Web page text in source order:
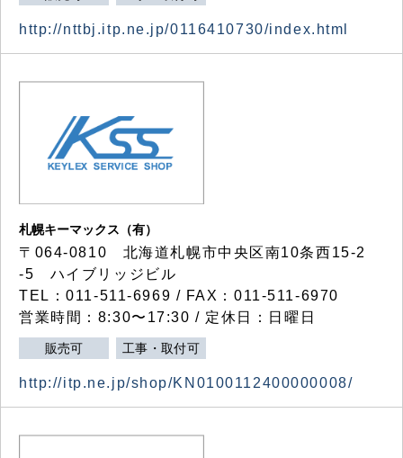
http://nttbj.itp.ne.jp/0116410730/index.html
札幌キーマックス（有）
〒064-0810 北海道札幌市中央区南10条西15-2
-5 ハイブリッジビル
TEL：011-511-6969 / FAX：011-511-6970
営業時間：8:30〜17:30 / 定休日：日曜日
販売可 工事・取付可
http://itp.ne.jp/shop/KN0100112400000008/